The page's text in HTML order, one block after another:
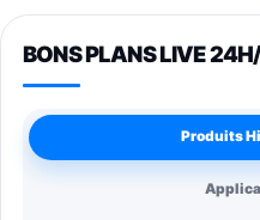
BONS PLANS LIVE
Produits